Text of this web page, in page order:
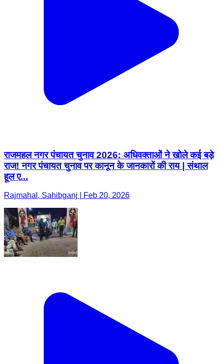
राजमहल नगर पंचायत चुनाव 2026: अधिवक्ताओं ने खोले कई बड़े
राज! नगर पंचायत चुनाव पर कानून के जानकारों की राय | संथाल
हूल ए...
Rajmahal, Sahibganj | Feb 20, 2026